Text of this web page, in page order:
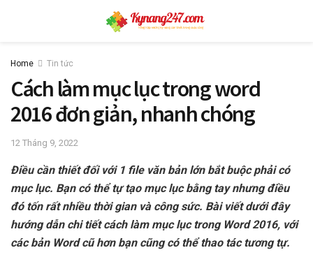
Home Tin tức
Cách làm mục lục trong word
2016 đơn giản, nhanh chóng
12 Tháng 9, 2022
Điều cần thiết đối với 1 file văn bản lớn bắt buộc phải có
mục lục. Bạn có thể tự tạo mục lục bằng tay nhưng điều
đó tốn rất nhiều thời gian và công sức. Bài viết dưới đây
hướng dẫn chi tiết cách làm mục lục trong Word 2016, với
các bản Word cũ hơn bạn cũng có thể thao tác tương tự.